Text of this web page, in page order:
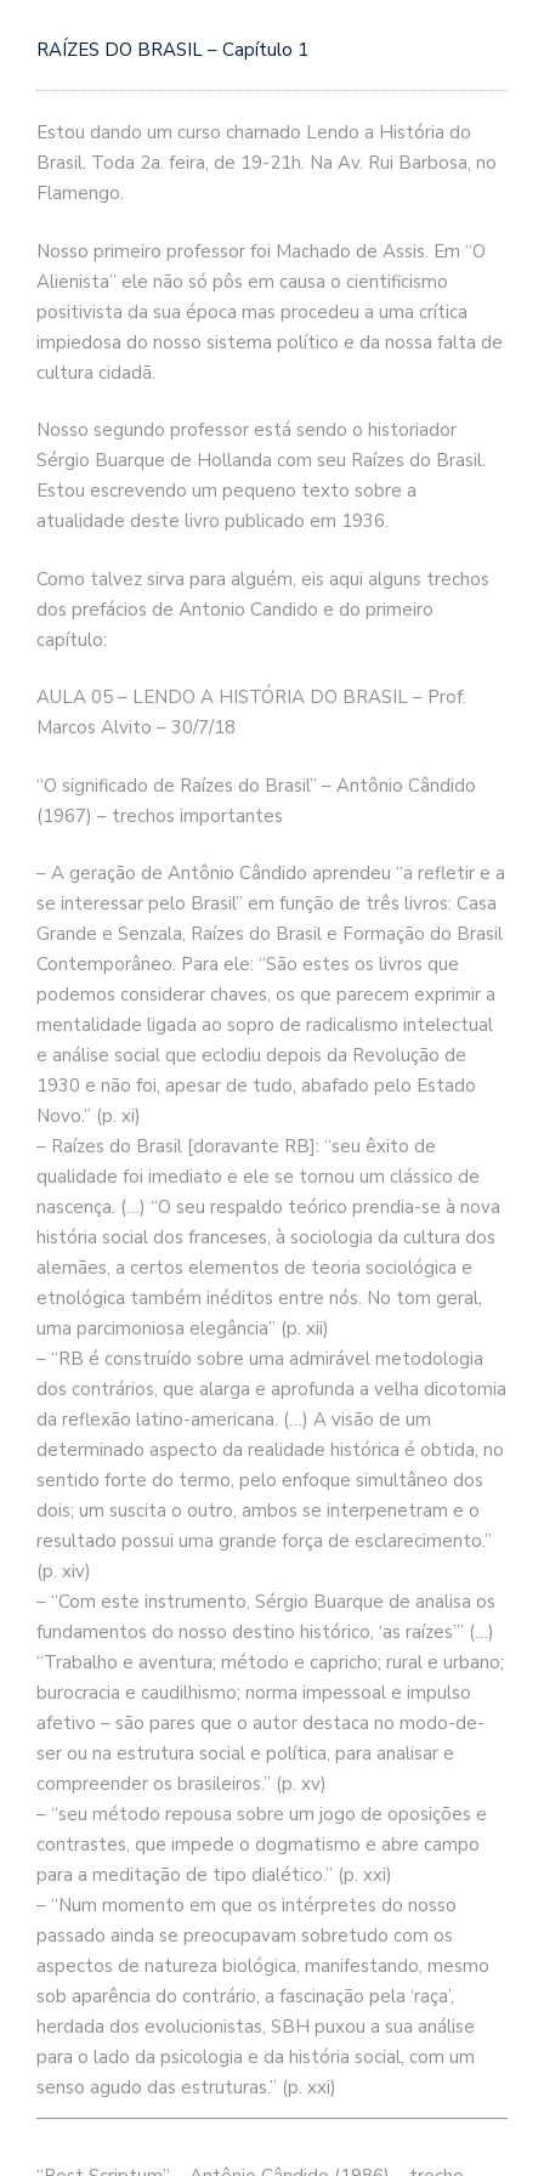
RAÍZES DO BRASIL – Capítulo 1
Estou dando um curso chamado Lendo a História do
Brasil. Toda 2a. feira, de 19-21h. Na Av. Rui Barbosa, no
Flamengo.
Nosso primeiro professor foi Machado de Assis. Em “O
Alienista” ele não só pôs em causa o cientificismo
positivista da sua época mas procedeu a uma crítica
impiedosa do nosso sistema político e da nossa falta de
cultura cidadã.
Nosso segundo professor está sendo o historiador
Sérgio Buarque de Hollanda com seu Raízes do Brasil.
Estou escrevendo um pequeno texto sobre a
atualidade deste livro publicado em 1936.
Como talvez sirva para alguém, eis aqui alguns trechos
dos prefácios de Antonio Candido e do primeiro
capítulo:
AULA 05 – LENDO A HISTÓRIA DO BRASIL – Prof.
Marcos Alvito – 30/7/18
“O significado de Raízes do Brasil” – Antônio Cândido
(1967) – trechos importantes
– A geração de Antônio Cândido aprendeu “a refletir e a
se interessar pelo Brasil” em função de três livros: Casa
Grande e Senzala, Raízes do Brasil e Formação do Brasil
Contemporâneo. Para ele: “São estes os livros que
podemos considerar chaves, os que parecem exprimir a
mentalidade ligada ao sopro de radicalismo intelectual
e análise social que eclodiu depois da Revolução de
1930 e não foi, apesar de tudo, abafado pelo Estado
Novo.” (p. xi)
– Raízes do Brasil [doravante RB]: “seu êxito de
qualidade foi imediato e ele se tornou um clássico de
nascença. (…) “O seu respaldo teórico prendia-se à nova
história social dos franceses, à sociologia da cultura dos
alemães, a certos elementos de teoria sociológica e
etnológica também inéditos entre nós. No tom geral,
uma parcimoniosa elegância” (p. xii)
– “RB é construído sobre uma admirável metodologia
dos contrários, que alarga e aprofunda a velha dicotomia
da reflexão latino-americana. (…) A visão de um
determinado aspecto da realidade histórica é obtida, no
sentido forte do termo, pelo enfoque simultâneo dos
dois; um suscita o outro, ambos se interpenetram e o
resultado possui uma grande força de esclarecimento.”
(p. xiv)
– “Com este instrumento, Sérgio Buarque de analisa os
fundamentos do nosso destino histórico, ‘as raízes’” (…)
“Trabalho e aventura; método e capricho; rural e urbano;
burocracia e caudilhismo; norma impessoal e impulso
afetivo – são pares que o autor destaca no modo-de-
ser ou na estrutura social e política, para analisar e
compreender os brasileiros.” (p. xv)
– “seu método repousa sobre um jogo de oposições e
contrastes, que impede o dogmatismo e abre campo
para a meditação de tipo dialético.” (p. xxi)
– “Num momento em que os intérpretes do nosso
passado ainda se preocupavam sobretudo com os
aspectos de natureza biológica, manifestando, mesmo
sob aparência do contrário, a fascinação pela ‘raça’,
herdada dos evolucionistas, SBH puxou a sua análise
para o lado da psicologia e da história social, com um
senso agudo das estruturas.” (p. xxi)
——————————————————————————–